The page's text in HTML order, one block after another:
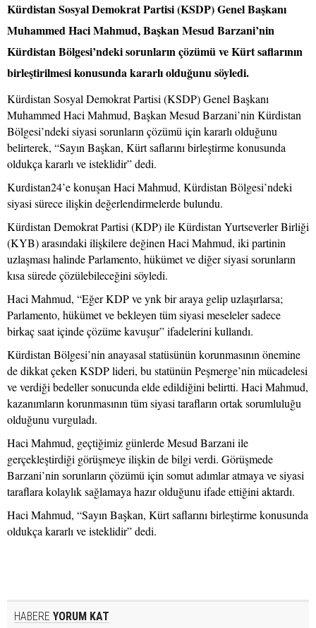
Kürdistan Sosyal Demokrat Partisi (KSDP) Genel Başkanı
Muhammed Haci Mahmud, Başkan Mesud Barzani’nin
Kürdistan Bölgesi’ndeki sorunların çözümü ve Kürt saflarının
birleştirilmesi konusunda kararlı olduğunu söyledi.
Kürdistan Sosyal Demokrat Partisi (KSDP) Genel Başkanı
Muhammed Haci Mahmud, Başkan Mesud Barzani’nin Kürdistan
Bölgesi’ndeki siyasi sorunların çözümü için kararlı olduğunu
belirterek, “Sayın Başkan, Kürt saflarını birleştirme konusunda
oldukça kararlı ve isteklidir” dedi.
Kurdistan24’e konuşan Haci Mahmud, Kürdistan Bölgesi’ndeki
siyasi sürece ilişkin değerlendirmelerde bulundu.
Kürdistan Demokrat Partisi (KDP) ile Kürdistan Yurtseverler Birliği
(KYB) arasındaki ilişkilere değinen Haci Mahmud, iki partinin
uzlaşması halinde Parlamento, hükümet ve diğer siyasi sorunların
kısa sürede çözülebileceğini söyledi.
Haci Mahmud, “Eğer KDP ve ynk bir araya gelip uzlaşırlarsa;
Parlamento, hükümet ve bekleyen tüm siyasi meseleler sadece
birkaç saat içinde çözüme kavuşur” ifadelerini kullandı.
Kürdistan Bölgesi’nin anayasal statüsünün korunmasının önemine
de dikkat çeken KSDP lideri, bu statünün Peşmerge’nin mücadelesi
ve verdiği bedeller sonucunda elde edildiğini belirtti. Haci Mahmud,
kazanımların korunmasının tüm siyasi tarafların ortak sorumluluğu
olduğunu vurguladı.
Haci Mahmud, geçtiğimiz günlerde Mesud Barzani ile
gerçekleştirdiği görüşmeye ilişkin de bilgi verdi. Görüşmede
Barzani’nin sorunların çözümü için somut adımlar atmaya ve siyasi
taraflara kolaylık sağlamaya hazır olduğunu ifade ettiğini aktardı.
Haci Mahmud, “Sayın Başkan, Kürt saflarını birleştirme konusunda
oldukça kararlı ve isteklidir” dedi.
HABERE YORUM KAT